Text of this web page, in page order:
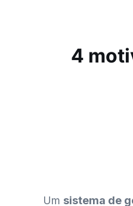
4
Um sistema de